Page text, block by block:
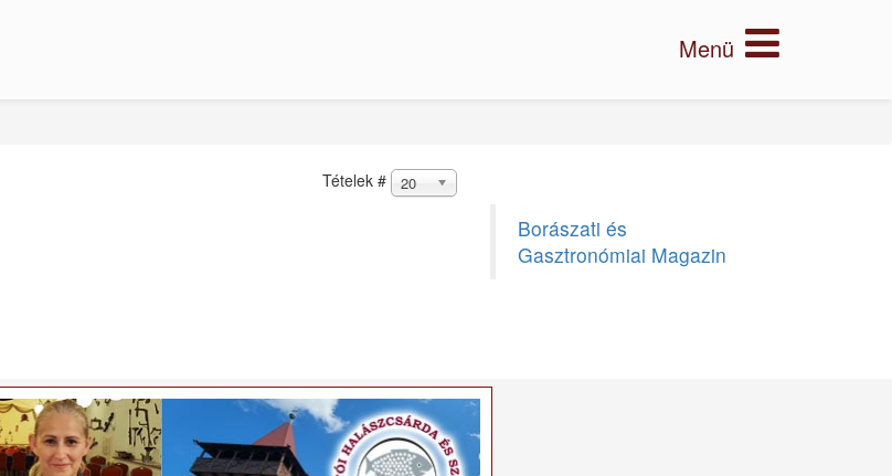
Tételek # 20
Borászati és
Gasztronómiai Magazin
×